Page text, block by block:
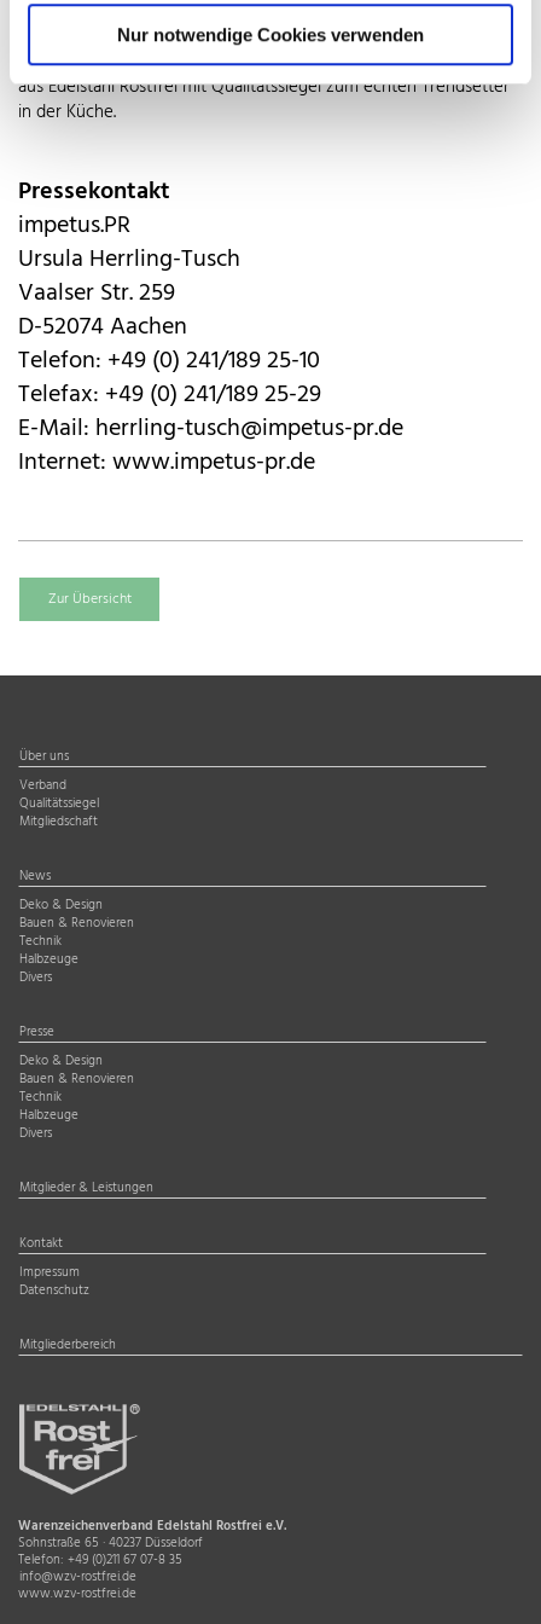
Nur notwendige Cookies verwenden
einen WiFi-Wasserkocher mit schlichtem Gehäuse aus Edelstahl
Rostfrei von der Couch aus per Smartphone bedienen. So machen
edles Design und materialtypische Eigenschaften Küchengeräte
aus Edelstahl Rostfrei mit Qualitätssiegel zum echten Trendsetter
in der Küche.
Pressekontakt
impetus.PR
Ursula Herrling-Tusch
Vaalser Str. 259
D-52074 Aachen
Telefon: +49 (0) 241/189 25-10
Telefax: +49 (0) 241/189 25-29
E-Mail: herrling-tusch@impetus-pr.de
Internet: www.impetus-pr.de
Zur Übersicht
Über uns
Verband
Qualitätssiegel
Mitgliedschaft
News
Deko & Design
Bauen & Renovieren
Technik
Halbzeuge
Divers
Presse
Deko & Design
Bauen & Renovieren
Technik
Halbzeuge
Divers
Mitglieder & Leistungen
Kontakt
Impressum
Datenschutz
Mitgliederbereich
Warenzeichenverband Edelstahl Rostfrei e.V.
Sohnstraße 65 · 40237 Düsseldorf
Telefon: +49 (0)211 67 07-8 35
info@wzv-rostfrei.de
www.wzv-rostfrei.de